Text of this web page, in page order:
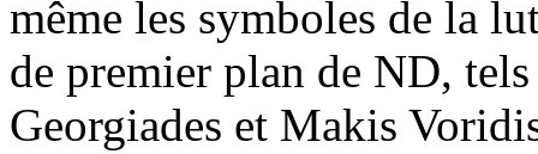
même les symboles de la
de premier plan de ND,
Georgiades et Makis